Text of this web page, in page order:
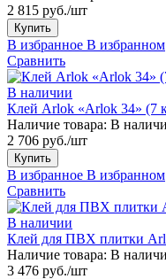
2 815 руб./шт
Купить
В избранное В избранном
Сравнить
В наличии
Клей Arlok «Arlok 34» (7
Наличие товара: В
2 706 руб./шт
Купить
В избранное В избранном
Сравнить
В наличии
Клей для ПВХ плитки
Наличие товара: В
3 476 руб./шт